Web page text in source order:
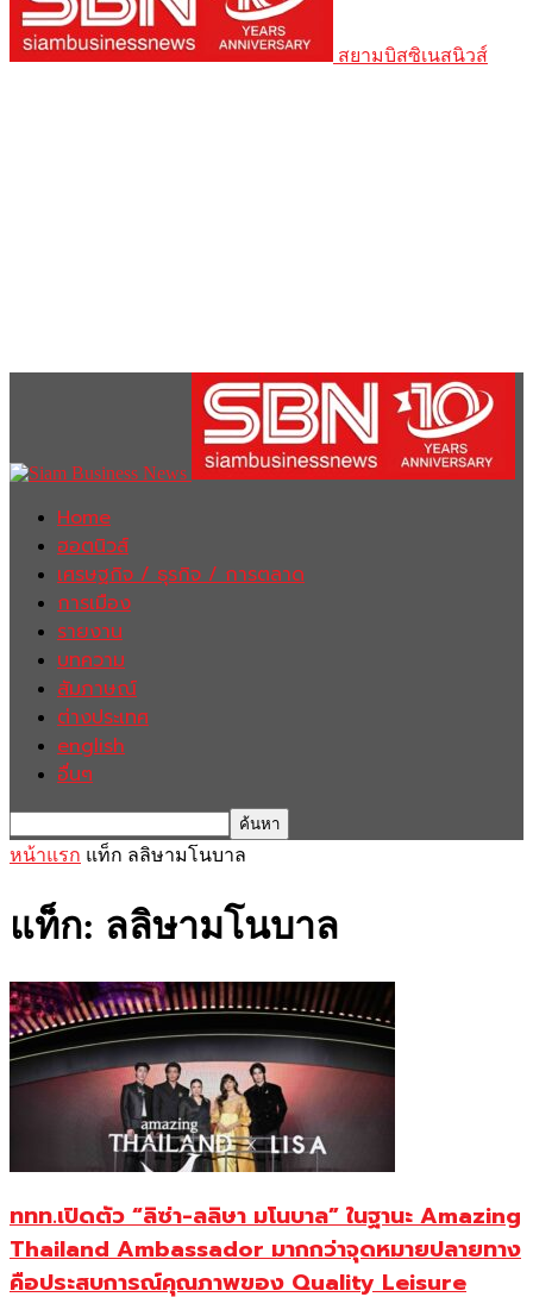
สยามบิสซิเนสนิวส์
Home
ฮอตนิวส์
เศรษฐกิจ / ธุรกิจ / การตลาด
การเมือง
รายงาน
บทความ
สัมภาษณ์
ต่างประเทศ
english
อื่นๆ
หน้าแรก แท็ก ลลิษามโนบาล
แท็ก: ลลิษามโนบาล
ททท.เปิดตัว “ลิซ่า-ลลิษา มโนบาล” ในฐานะ Amazing
Thailand Ambassador มากกว่าจุดหมายปลายทาง
คือประสบการณ์คุณภาพของ Quality Leisure